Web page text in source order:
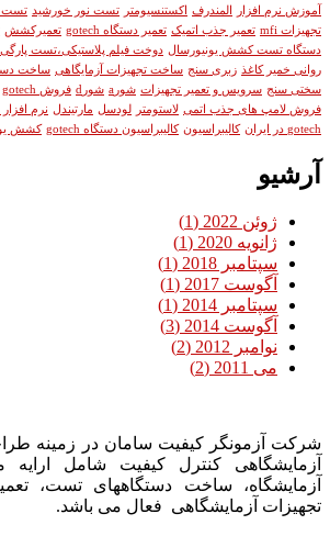
آموزش نرم افزار
المندرف اکستنسیومتر تست نور خورشید تست
تجهیزات mfi
تعمیر جذب اتمیک تعمیر دستگاه gotech تعمیرکشش
دستگاه تست کشش یونیورسال دوخت فیلم پلاستیکی،تست
روانی خمیر کاغذ زبری سنج ساخت تجهیزات آزمایگاهی ساخت
سختی سنج سرویس و تعمیر تجهیزات شورa شورd فروش gotech
فروش لامپ های جذب اتمی لاستومتر لودسل مارتیندل نرم افزار U60
gotech در ایران
کالیبراسیون کالیبراسیون دستگاه gotech کشش
آرشیو
ژوئن 2022
(1)
ژانویه 2020
(1)
سپتامبر 2018
(1)
آگوست 2017
(1)
سپتامبر 2014
(1)
آگوست 2014
(3)
نوامبر 2012
(2)
می 2011
(2)
شرکت آزمونگر کیفیت سامان در زمینه
آزمایشگاهی کنترل کیفیت شامل ارایه
آزمایشگاه، ساخت دستگاههای تست،
تجهیزات آزمایشگاهی فعال می باشد.